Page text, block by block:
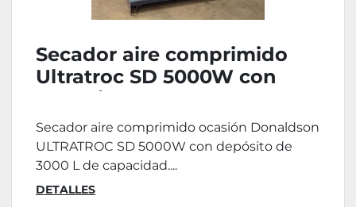
Secador aire comprimido
Ultratroc SD 5000W con
depósito
Secador aire comprimido ocasión Donaldson
ULTRATROC SD 5000W con depósito de
3000 L de capacidad....
DETALLES